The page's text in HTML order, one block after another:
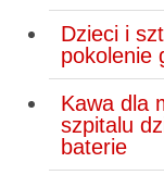
Dzieci i
pokolenie
Kawa dla
szpitalu
baterie